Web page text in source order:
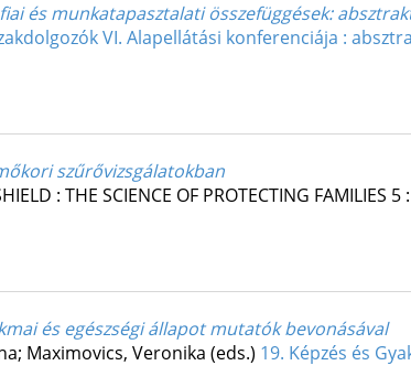
és munkatapasztalati összefüggések:
VI. Alapellátási konferenciája :
szűrővizsgálatokban
: THE SCIENCE OF PROTECTING FAMILIES 5:
és egészségi állapot mutatók bevonásával
Maximovics, Veronika (eds.) 19. Képzés és